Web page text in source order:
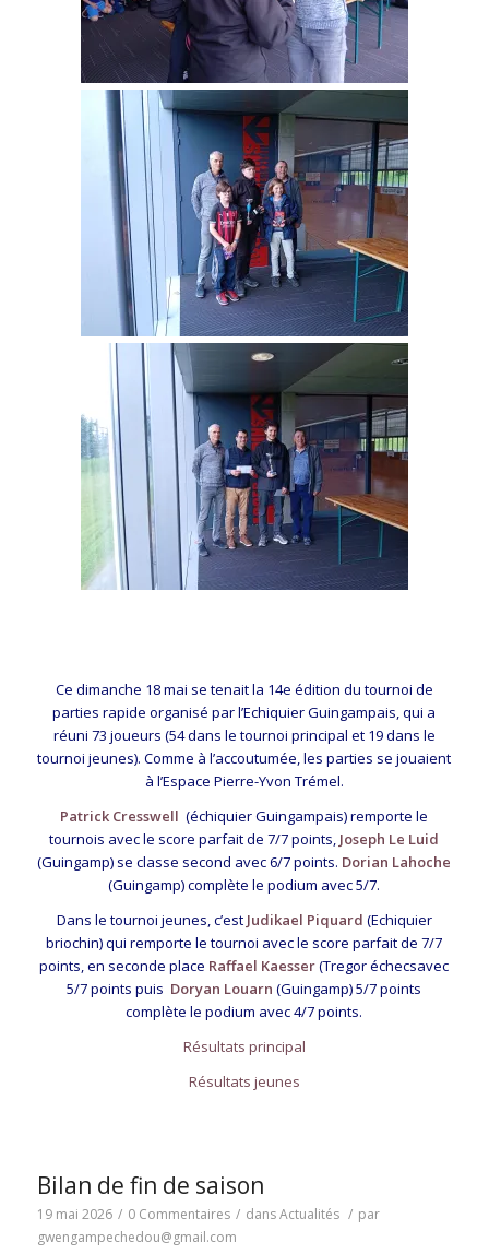
Ce dimanche 18 mai se tenait la 14e édition du tournoi de
parties rapide organisé par l’Echiquier Guingampais, qui a
réuni 73 joueurs (54 dans le tournoi principal et 19 dans le
tournoi jeunes). Comme à l’accoutumée, les parties se jouaient
à l’Espace Pierre-Yvon Trémel.
Patrick Cresswell (échiquier Guingampais) remporte le
tournois avec le score parfait de 7/7 points, Joseph Le Luid
(Guingamp) se classe second avec 6/7 points. Dorian Lahoche
(Guingamp) complète le podium avec 5/7.
Dans le tournoi jeunes, c’est Judikael Piquard (Echiquier
briochin) qui remporte le tournoi avec le score parfait de 7/7
points, en seconde place Raffael Kaesser(Tregor échecsavec
5/7 points puis Doryan Louarn (Guingamp) 5/7 points
complète le podium avec 4/7 points.
Résultats principal
Résultats jeunes
Bilan de fin de saison
19 mai 2026 / 0 Commentaires / dansActualités / par
gwengampechedou@gmail.com